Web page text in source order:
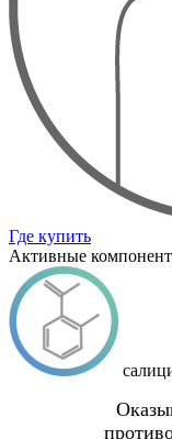
Где купить
Активные